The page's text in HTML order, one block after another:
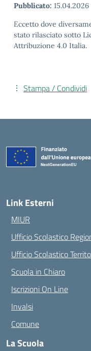
Pubblicato: 15.04.2026
Eccetto dove
stato rilasciato sotto
Attribuzione 4.0 Italia.
Stampa / Condividi
Link Esterni
MIUR
Ufficio Scolastico
Ufficio Scolastico
Scuola in Chiaro
Iscrizioni On Line
Invalsi
Comune
La Scuola